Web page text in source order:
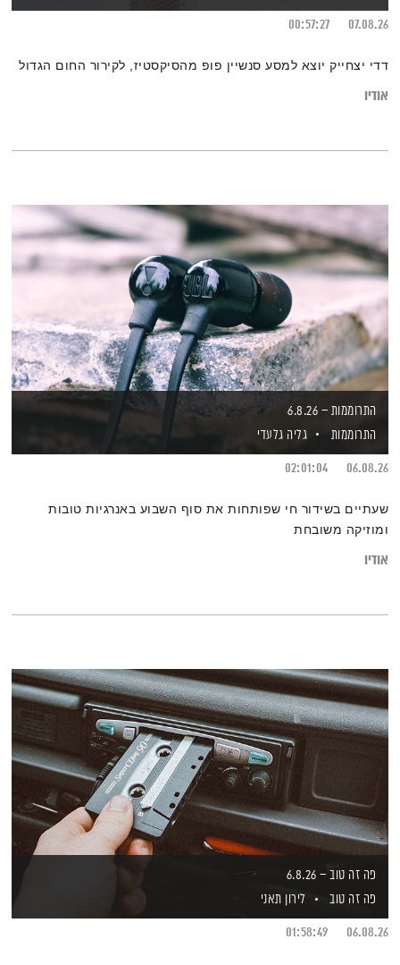
07.08.26
00:57:27
דדי יצחייק יוצא למסע סנשיין פופ מהסיקסטיז, לקירור החום הגדול
אודיו
התרוממות – 6.8.26
התרוממות
גליה גלעדי
06.08.26
02:01:04
שעתיים בשידור חי שפותחות את סוף השבוע באנרגיות טובות
ומוזיקה משובחת
אודיו
פה זה טוב – 6.8.26
פה זה טוב
לירון תאני
06.08.26
01:58:49